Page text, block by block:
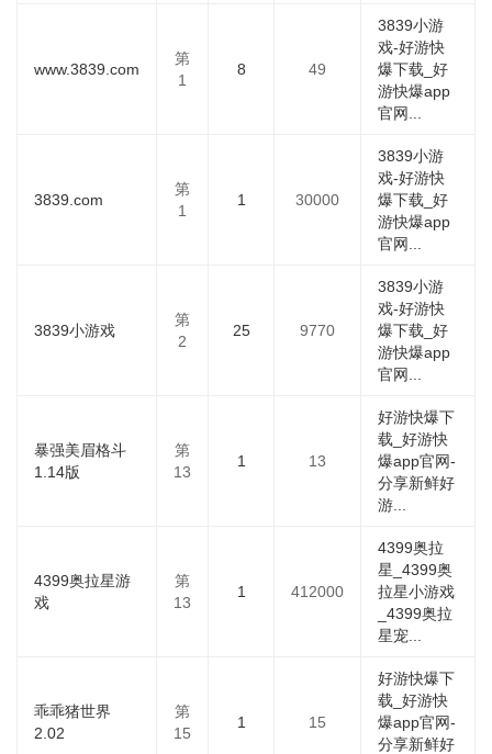
www.3839.com
第
1
8 49
3839小游
戏-好游快
爆下载_好
游快爆app
官网...
3839.com
第
1
1 30000
3839小游
戏-好游快
爆下载_好
游快爆app
官网...
3839小游戏
第
2
25 9770
3839小游
戏-好游快
爆下载_好
游快爆app
官网...
暴强美眉格斗
1.14版
第
13
1 13
好游快爆下
载_好游快
爆app官网-
分享新鲜好
游...
4399奥拉星游
戏
第
13
1 412000
4399奥拉
星_4399奥
拉星小游戏
_4399奥拉
星宠...
乖乖猪世界
2.02
第
15
1 15
好游快爆下
载_好游快
爆app官网-
分享新鲜好